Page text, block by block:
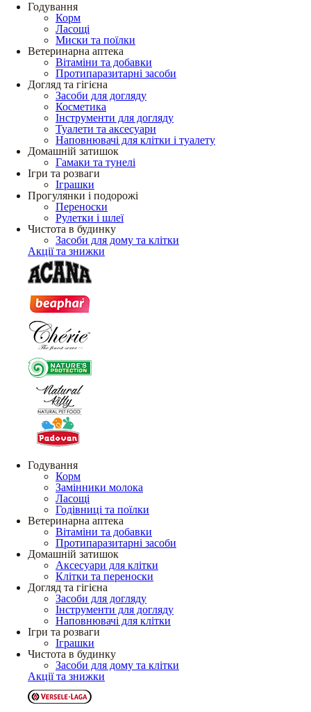
Годування
Корм
Ласощі
Миски та поїлки
Ветеринарна аптека
Вітаміни та добавки
Протипаразитарні засоби
Догляд та гігієна
Засоби для догляду
Косметика
Інструменти для догляду
Туалети та аксесуари
Наповнювачі для клітки і туалету
Домашній затишок
Гамаки та тунелі
Ігри та розваги
Іграшки
Прогулянки і подорожі
Переноски
Рулетки і шлеї
Чистота в будинку
Засоби для дому та клітки
Акції та знижки
Годування
Корм
Замінники молока
Ласощі
Годівниці та поїлки
Ветеринарна аптека
Вітаміни та добавки
Протипаразитарні засоби
Домашній затишок
Аксесуари для клітки
Клітки та переноски
Догляд та гігієна
Засоби для догляду
Інструменти для догляду
Наповнювачі для клітки
Ігри та розваги
Іграшки
Чистота в будинку
Засоби для дому та клітки
Акції та знижки